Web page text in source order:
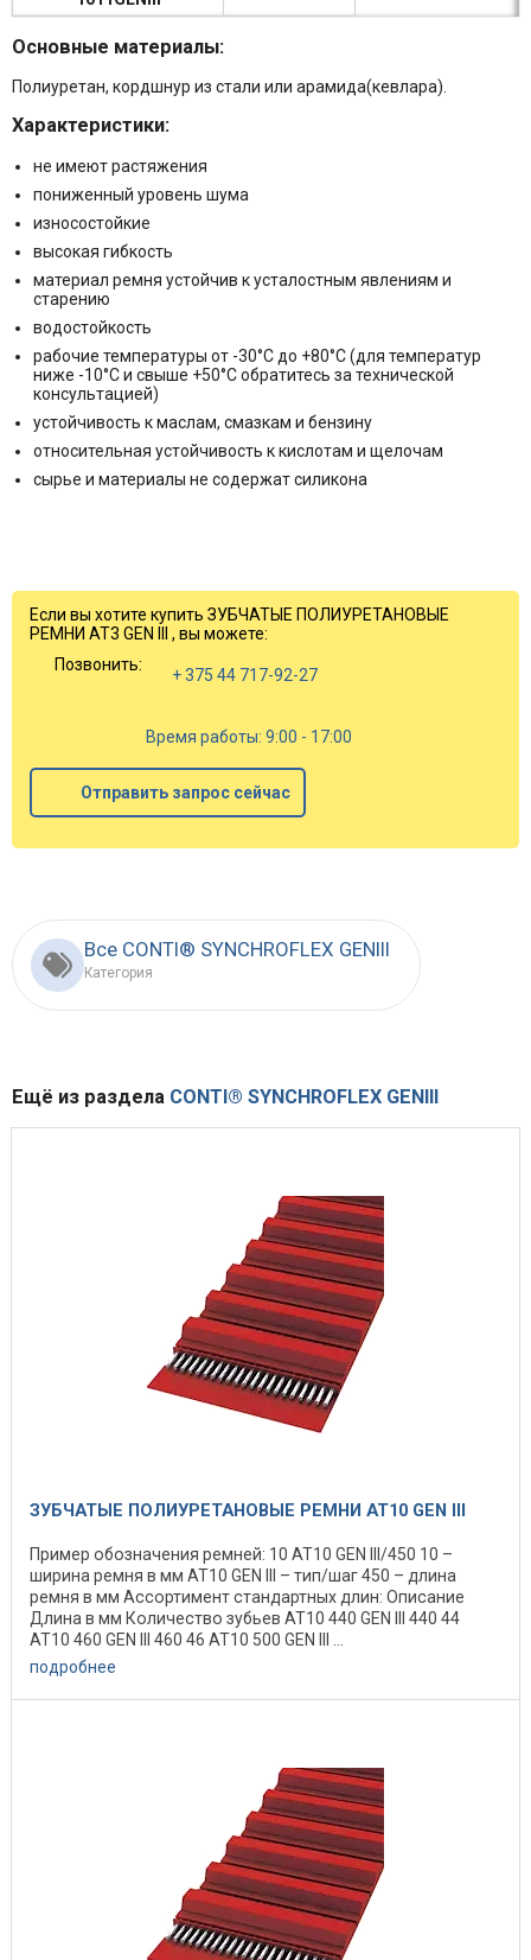
Основные материалы:
Полиуретан, кордшнур из стали или арамида(кевлара).
Характеристики:
не имеют растяжения
пониженный уровень шума
износостойкие
высокая гибкость
материал ремня устойчив к усталостным явлениям и
старению
водостойкость
рабочие температуры от -30°C до +80°C (для температур
ниже -10°C и свыше +50°C обратитесь за технической
консультацией)
устойчивость к маслам, смазкам и бензину
относительная устойчивость к кислотам и щелочам
сырье и материалы не содержат силикона
Если вы хотите купить ЗУБЧАТЫЕ ПОЛИУРЕТАНОВЫЕ
РЕМНИ AT3 GEN III , вы можете:
Позвонить:
+ 375 44 717-92-27
Время работы: 9:00 - 17:00
Отправить запрос сейчас
Все CONTI® SYNCHROFLEX GENIII
Категория
Ещё из раздела CONTI® SYNCHROFLEX GENIII
ЗУБЧАТЫЕ ПОЛИУРЕТАНОВЫЕ РЕМНИ AT10 GEN III
Пример обозначения ремней: 10 AT10 GEN III/450 10 –
ширина ремня в мм AT10 GEN III – тип/шаг 450 – длина
ремня в мм Ассортимент стандартных длин: Описание
Длина в мм Количество зубьев AT10 440 GEN III 440 44
AT10 460 GEN III 460 46 AT10 500 GEN III ...
подробнее